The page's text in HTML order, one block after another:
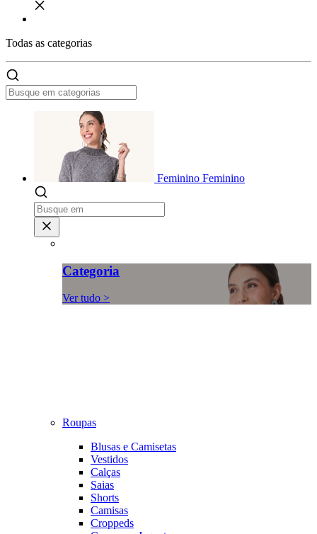
Todas as categorias
Feminino Feminino
Categoria
Ver tudo >
Roupas
Blusas e Camisetas
Vestidos
Calças
Saias
Shorts
Camisas
Croppeds